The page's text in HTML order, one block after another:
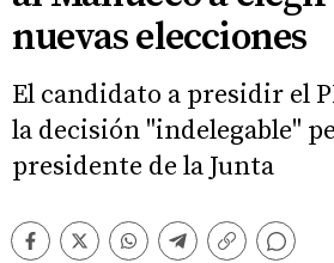
nuevas elecciones
El candidato a presidir el
la decisión "indelegable"
presidente de la Junta
Facebook
TwitterWhatsappTelegram
Copiar
Comentarios